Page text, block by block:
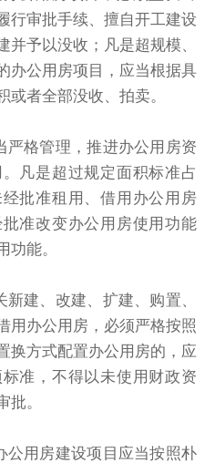
行审批手续、擅自开工建设
予以没收；凡是超规模、
办公用房项目，应当根据具
者全部没收、拍卖。
严格管理，推进办公用房资
凡是超过规定面积标准占
批准租用、借用办公用房
准改变办公用房使用功能
功能。
建、改建、扩建、购置、
用办公用房，必须严格按照
换方式配置办公用房的，应
准，不得以未使用财政资
批。
用房建设项目应当按照朴